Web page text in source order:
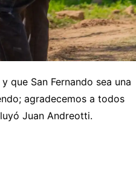
que San Fernando sea una
agradecemos a todos
Juan Andreotti.